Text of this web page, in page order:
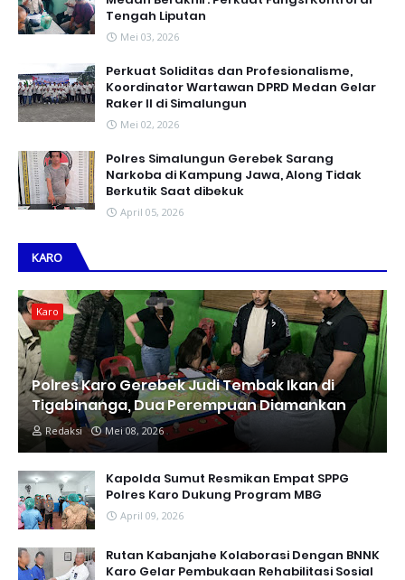
Tengah Liputan
Mei 03, 2026
Perkuat Soliditas dan Profesionalisme,
Koordinator Wartawan DPRD Medan Gelar
Raker II di Simalungun
Mei 02, 2026
Polres Simalungun Gerebek Sarang
Narkoba di Kampung Jawa, Along Tidak
Berkutik Saat dibekuk
April 05, 2026
KARO
Karo
Polres Karo Gerebek Judi Tembak Ikan di
Tigabinanga, Dua Perempuan Diamankan
Redaksi Mei 08, 2026
Kapolda Sumut Resmikan Empat SPPG
Polres Karo Dukung Program MBG
April 09, 2026
Rutan Kabanjahe Kolaborasi Dengan BNNK
Karo Gelar Pembukaan Rehabilitasi Sosial